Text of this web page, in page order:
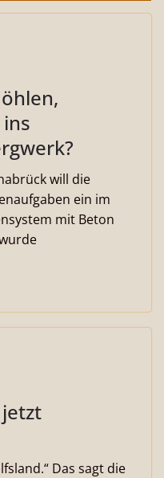
will die
ein im
mit Beton
Das sagt die